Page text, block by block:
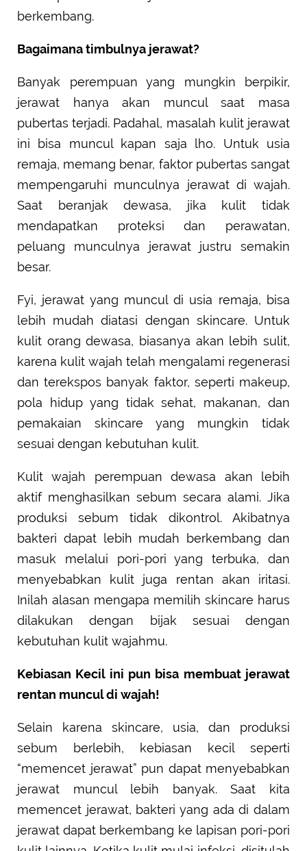
berkembang.
Bagaimana timbulnya jerawat?
Banyak perempuan yang mungkin berpikir,
jerawat hanya akan muncul saat masa
pubertas terjadi. Padahal, masalah kulit jerawat
ini bisa muncul kapan saja lho. Untuk usia
remaja, memang benar, faktor pubertas sangat
mempengaruhi munculnya jerawat di wajah.
Saat beranjak dewasa, jika kulit tidak
mendapatkan proteksi dan perawatan,
peluang munculnya jerawat justru semakin
besar.
Fyi, jerawat yang muncul di usia remaja, bisa
lebih mudah diatasi dengan skincare. Untuk
kulit orang dewasa, biasanya akan lebih sulit,
karena kulit wajah telah mengalami regenerasi
dan terekspos banyak faktor, seperti makeup,
pola hidup yang tidak sehat, makanan, dan
pemakaian skincare yang mungkin tidak
sesuai dengan kebutuhan kulit.
Kulit wajah perempuan dewasa akan lebih
aktif menghasilkan sebum secara alami. Jika
produksi sebum tidak dikontrol. Akibatnya
bakteri dapat lebih mudah berkembang dan
masuk melalui pori-pori yang terbuka, dan
menyebabkan kulit juga rentan akan iritasi.
Inilah alasan mengapa memilih skincare harus
dilakukan dengan bijak sesuai dengan
kebutuhan kulit wajahmu.
Kebiasan Kecil ini pun bisa membuat jerawat
rentan muncul di wajah!
Selain karena skincare, usia, dan produksi
sebum berlebih, kebiasan kecil seperti
“memencet jerawat” pun dapat menyebabkan
jerawat muncul lebih banyak. Saat kita
memencet jerawat, bakteri yang ada di dalam
jerawat dapat berkembang ke lapisan pori-pori